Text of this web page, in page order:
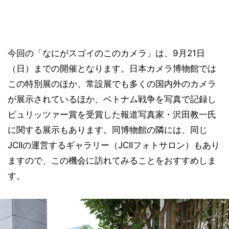
今回の「なにがスゴイのこのカメラ」は、9月21日
（日）までの開催となります。日本カメラ博物館では
この特別展のほか、常設展でも多くの国内外のカメラ
が展示されているほか、ベトナム戦争を写真で記録し
ピュリッツァー賞を受賞した報道写真家・沢田教一氏
に関する展示もあります。同博物館の隣には、同じ
JCIIの運営するギャラリー（JCIIフォトサロン）もあり
ますので、この機会に訪れてみることをおすすめしま
す。